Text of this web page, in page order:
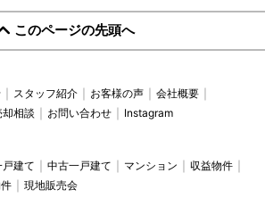
このページの先頭へ
スタッフ紹介 お客様の声
会社概要
却相談 お問い合わせ Instagram
建て 中古一戸建て マンション
収益物件
現地販売会